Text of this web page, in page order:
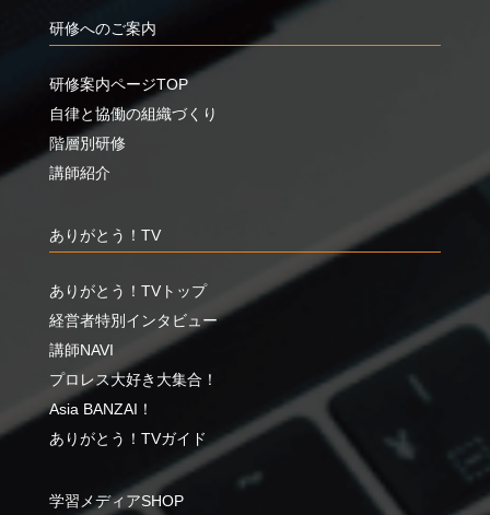
研修へのご案内
研修案内ページTOP
自律と協働の組織づくり
階層別研修
講師紹介
ありがとう！TV
ありがとう！TVトップ
経営者特別インタビュー
講師NAVI
プロレス大好き大集合！
Asia BANZAI！
ありがとう！TVガイド
学習メディアSHOP